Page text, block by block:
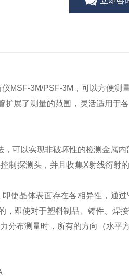
仪MSF-3M/PSF-3M，可以方便测
展了测量的范围，灵活适用于
可以实现非破坏性的检测金属内
制探测头，并且收集X射线衍射
使晶体表面存在各相异性，通
即使对于塑料制品、铸件、焊
分布测量时，所有的方向（水平